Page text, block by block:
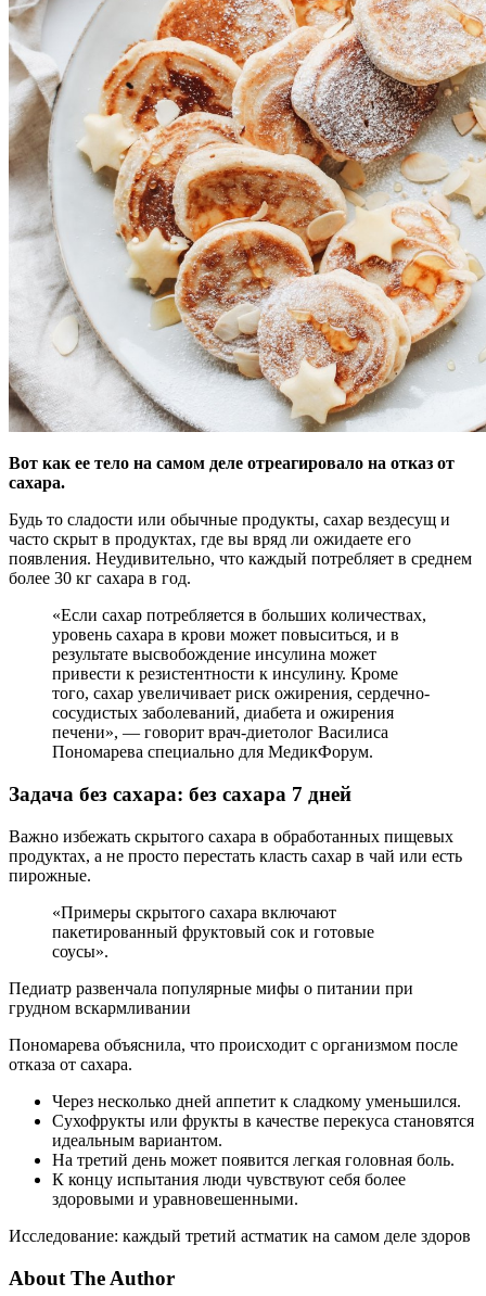
Вот как ее тело на самом деле отреагировало на отказ от
сахара.
Будь то сладости или обычные продукты, сахар вездесущ и
часто скрыт в продуктах, где вы вряд ли ожидаете его
появления. Неудивительно, что каждый потребляет в среднем
более 30 кг сахара в год.
«Если сахар потребляется в больших количествах,
уровень сахара в крови может повыситься, и в
результате высвобождение инсулина может
привести к резистентности к инсулину. Кроме
того, сахар увеличивает риск ожирения, сердечно-
сосудистых заболеваний, диабета и ожирения
печени», — говорит врач-диетолог Василиса
Пономарева специально для МедикФорум.
Задача без сахара: без сахара 7 дней
Важно избежать скрытого сахара в обработанных пищевых
продуктах, а не просто перестать класть сахар в чай или есть
пирожные.
«Примеры скрытого сахара включают
пакетированный фруктовый сок и готовые
соусы».
Педиатр развенчала популярные мифы о питании при
грудном вскармливании
Пономарева объяснила, что происходит с организмом после
отказа от сахара.
Через несколько дней аппетит к сладкому уменьшился.
Сухофрукты или фрукты в качестве перекуса становятся
идеальным вариантом.
На третий день может появится легкая головная боль.
К концу испытания люди чувствуют себя более
здоровыми и уравновешенными.
Исследование: каждый третий астматик на самом деле здоров
About The Author